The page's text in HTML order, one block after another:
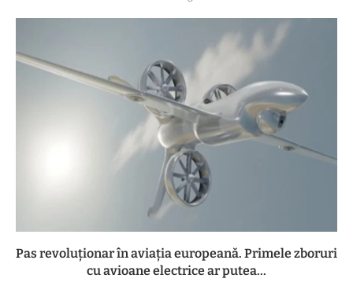
Pas revoluționar în aviația europeană. Primele zboruri
cu avioane electrice ar putea...